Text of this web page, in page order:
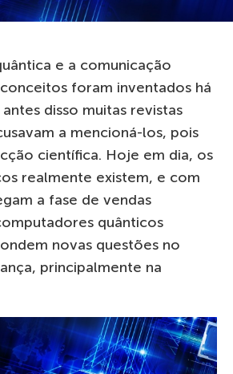
e a comunicação
foram inventados há
disso muitas revistas
a mencioná-los, pois
científica. Hoje em dia, os
realmente existem, e com
a fase de vendas
quânticos
novas questões no
principalmente na